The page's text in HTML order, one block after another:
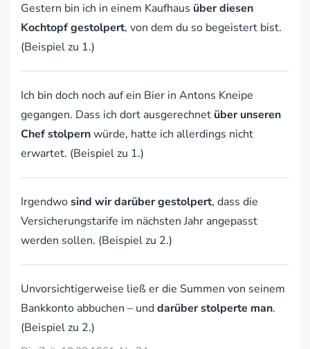
Gestern bin ich in einem Kaufhaus über diesen
Kochtopf gestolpert, von dem du so begeistert bist.
(Beispiel zu 1.)
Ich bin doch noch auf ein Bier in Antons Kneipe
gegangen. Dass ich dort ausgerechnet über unseren
Chef stolpernwürde, hatte ich allerdings nicht
erwartet. (Beispiel zu 1.)
Irgendwosind wir darüber gestolpert, dass die
Versicherungstarife im nächsten Jahr angepasst
werden sollen. (Beispiel zu 2.)
Unvorsichtigerweise ließ er die Summen von seinem
Bankkonto abbuchen – unddarüber stolperte man.
(Beispiel zu 2.)